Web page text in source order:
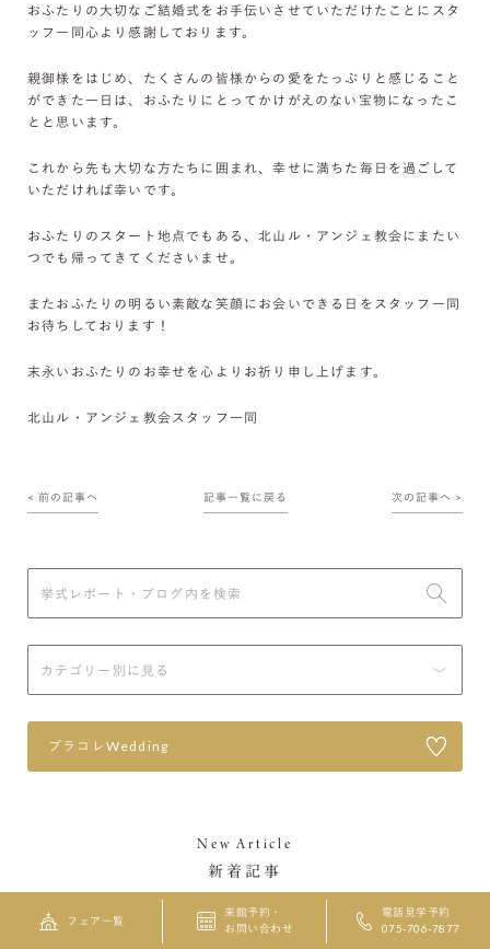
おふたりの大切なご結婚式をお手伝いさせていただけたことにスタ
ッフ一同心より感謝しております。
親御様をはじめ、たくさんの皆様からの愛をたっぷりと感じること
ができた一日は、おふたりにとってかけがえのない宝物になったこ
とと思います。
これから先も大切な方たちに囲まれ、幸せに満ちた毎日を過ごして
いただければ幸いです。
おふたりのスタート地点でもある、北山ル・アンジェ教会にまたい
つでも帰ってきてくださいませ。
またおふたりの明るい素敵な笑顔にお会いできる日をスタッフ一同
お待ちしております！
末永いおふたりのお幸せを心よりお祈り申し上げます。
北山ル・アンジェ教会スタッフ一同
< 前の記事へ 記事一覧に戻る 次の記事へ >
プラコレWedding
New Article
新着記事
2026/08/05
フェア一覧
来館予約・
お問い合わせ
電話見学予約
075-706-7877